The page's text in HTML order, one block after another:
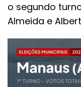
o segundo
Almeida e